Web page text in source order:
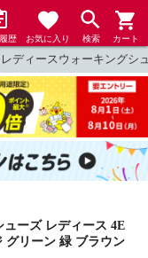
歴 お気に入り 検索 カート
レディースウォーキングシ
ーズ レディース 4E
グリーン 緑 ブラウン